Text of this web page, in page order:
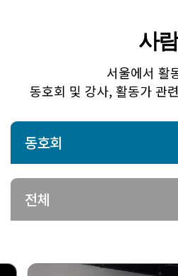
사람
서울에서 활
동호회 및 강사, 활동가 관
동호회
동호회
강사/활동가
전체